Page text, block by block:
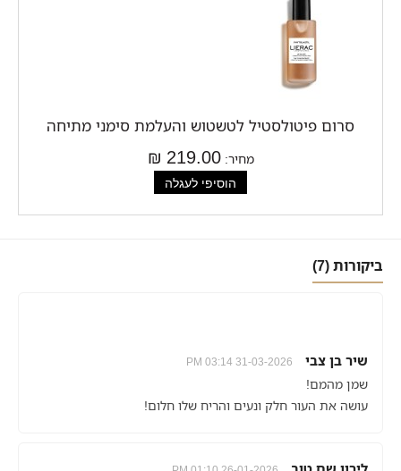
סרום פיטולסטיל לטשטוש והעלמת סימני מתיחה
מחיר:219.00 ₪
ביקורות (7)
שיר בן צבי 31-03-2026 03:14 PM
שמן מהמם!
עושה את העור חלק ונעים והריח שלו חלום!